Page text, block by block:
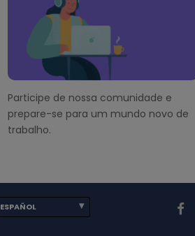
Participe de nossa comunidade e
prepare-se para um mundo novo de
trabalho.
ESPAÑOL